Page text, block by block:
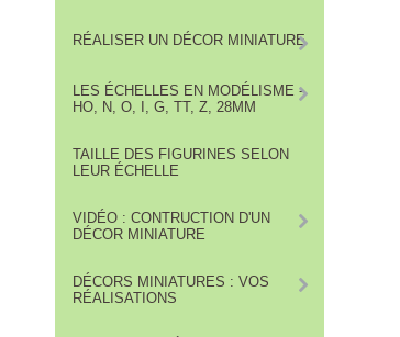
RÉALISER UN DÉCOR MINIATURE
LES ÉCHELLES EN MODÉLISME -
HO, N, O, I, G, TT, Z, 28MM
TAILLE DES FIGURINES SELON
LEUR ÉCHELLE
VIDÉO : CONTRUCTION D'UN
DÉCOR MINIATURE
DÉCORS MINIATURES : VOS
RÉALISATIONS